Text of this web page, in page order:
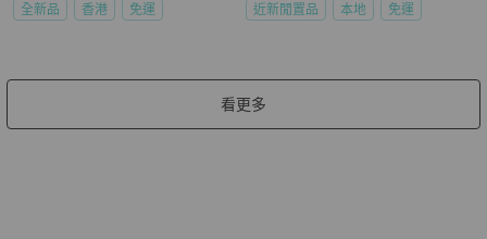
全新品 香港 免運 近新閒置品 本地 免運
看更多